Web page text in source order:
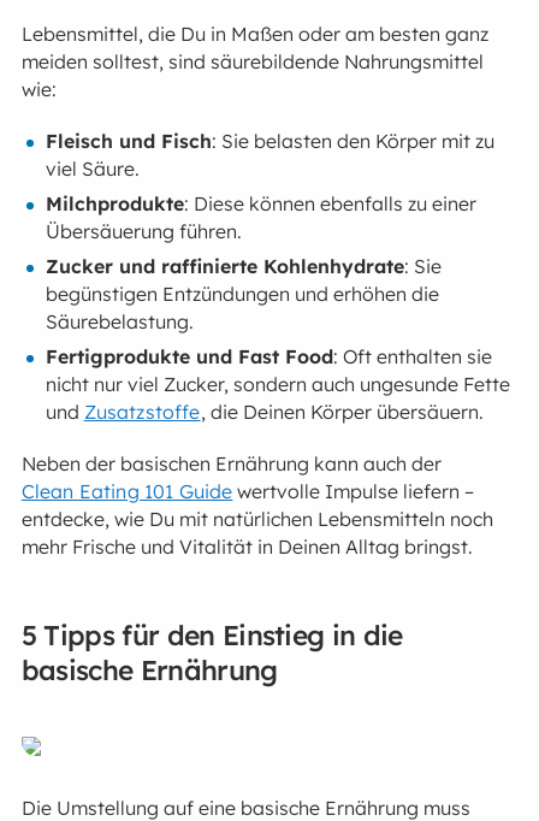
Lebensmittel, die Du in Maßen oder am besten ganz
meiden solltest, sind säurebildende Nahrungsmittel
wie:
Fleisch und Fisch: Sie belasten den Körper mit zu
viel Säure.
Milchprodukte: Diese können ebenfalls zu einer
Übersäuerung führen.
Zucker und raffinierte Kohlenhydrate: Sie
begünstigen Entzündungen und erhöhen die
Säurebelastung.
Fertigprodukte und Fast Food: Oft enthalten sie
nicht nur viel Zucker, sondern auch ungesunde Fette
und Zusatzstoffe, die Deinen Körper übersäuern.
Neben der basischen Ernährung kann auch der
Clean Eating 101 Guide wertvolle Impulse liefern –
entdecke, wie Du mit natürlichen Lebensmitteln noch
mehr Frische und Vitalität in Deinen Alltag bringst.
5 Tipps für den Einstieg in die
basische Ernährung
Die Umstellung auf eine basische Ernährung muss